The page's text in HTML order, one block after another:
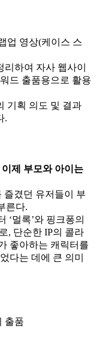
업 영상(케이스 스
하여 자사 웹사이
드 출품용으로 활용
기획 의도 및 결과
.
이제 부모와 아이는
즐겼던 유저들이 부
른다.
‘멀록’와 핑크퐁의
, 단순한 IP의 콜라
좋아하는 캐릭터를
다는 데에 큰 의미
출품